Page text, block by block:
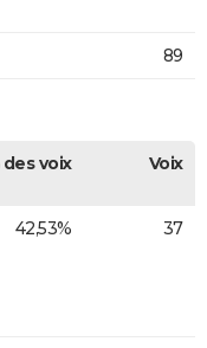
89
des voix Voix
42,53% 37